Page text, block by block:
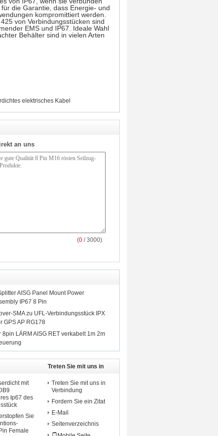
die Garantie, dass Energie- und
kompromittiert werden.
von Verbindungsstücken sind
EMS und IP67. Ideale Wahl
Behälter sind in vielen Arten
elektrisches Kabel
an uns
(0 / 3000)
AISG Panel Mount Power
IP67 8 Pin
SMA zu UFL-Verbindungsstück IPX
GPS AP RG178
LÄRM AISG RET verkabelt 1m 2m
mit
Ip67 des
Sie
Female
Treten Sie mit uns in
Verbindung
Treten Sie mit uns in
Verbindung
Fordern Sie ein Zitat
E-Mail
Seitenverzeichnis